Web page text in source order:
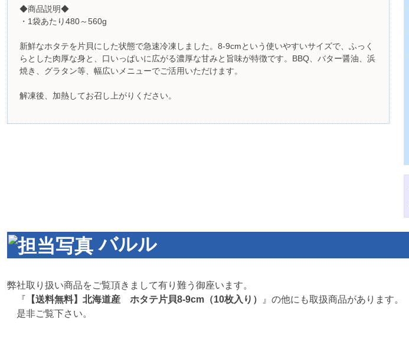
◆商品説明◆
・1袋あたり480～560g
新鮮なホタテを片貝にした状態で急速冷凍しました。8-9cmという使いやすいサイズで、ふっく
らとした肉厚な身と、口いっぱいに広がる濃厚な甘みと旨味が特徴です。BBQ、バター醤油、浜
焼き、グラタン等、幅広いメニューでご活用いただけます。
解凍後、加熱してお召し上がりください。
バルル
弊社取り扱い商品をご覧頂きまして有り難う御座います。
『 【送料無料】北海道産 ホタテ片貝8-9cm（10枚入り）
』の他にも取扱商品があります。
是非ご覧下さい。